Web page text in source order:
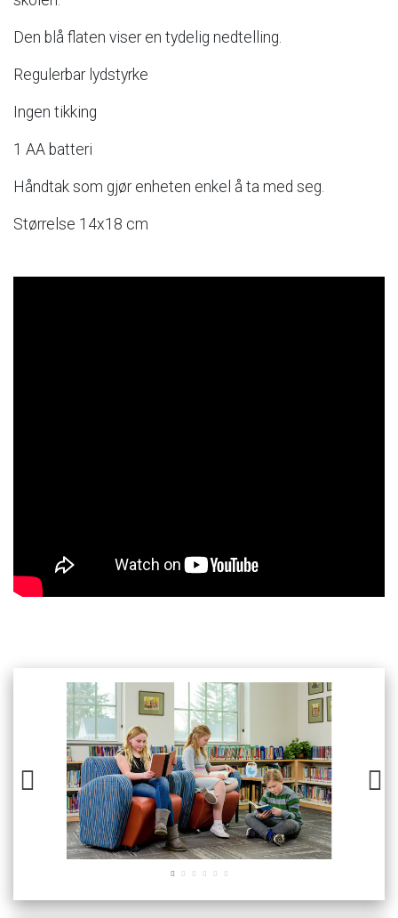
Den blå flaten viser en tydelig nedtelling.
Regulerbar lydstyrke
Ingen tikking
1 AA batteri
Håndtak som gjør enheten enkel å ta med seg.
Størrelse 14x18 cm